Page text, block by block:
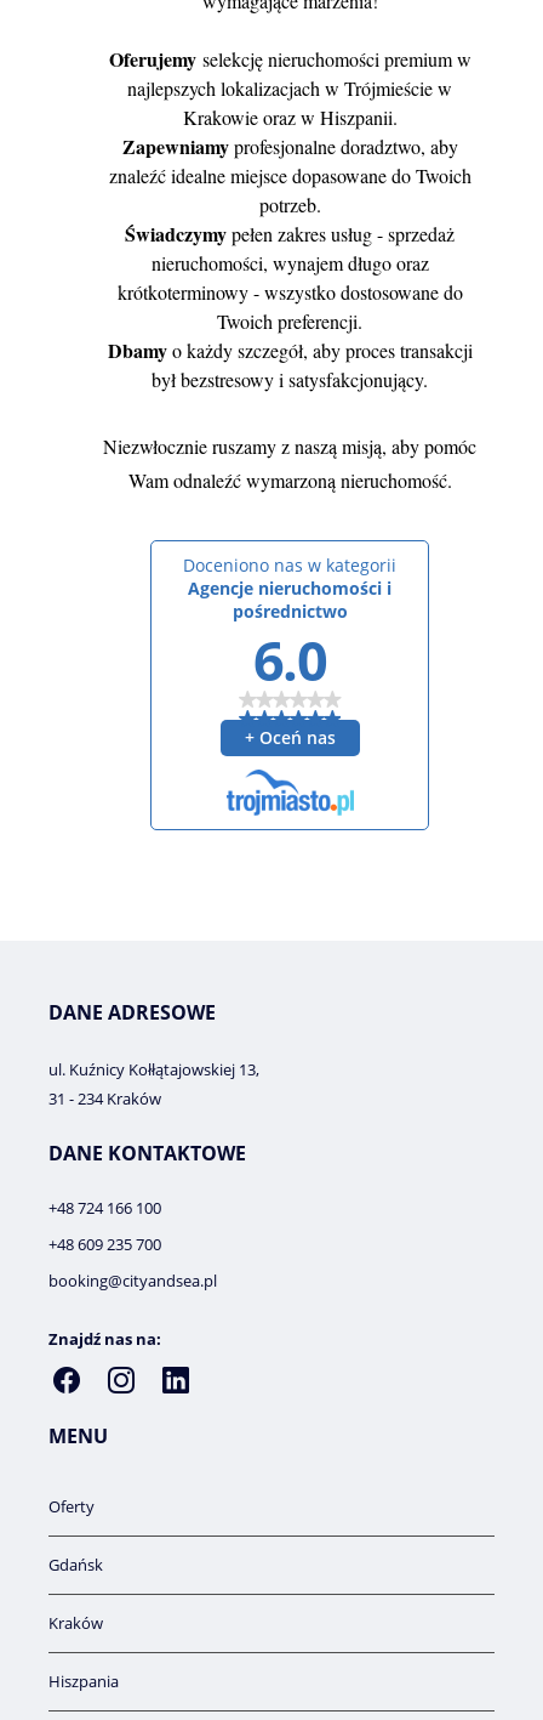
Oferujemy selekcję nieruchomości premium w
najlepszych lokalizacjach w Trójmieście w
Krakowie oraz w Hiszpanii.
Zapewniamyprofesjonalne doradztwo, aby
znaleźć idealne miejsce dopasowane do Twoich
potrzeb.
Świadczymypełen zakres usług - sprzedaż
nieruchomości, wynajem długo oraz
krótkoterminowy - wszystko dostosowane do
Twoich preferencji.
Dbamyo każdy szczegół, aby proces transakcji
był bezstresowy i satysfakcjonujący.
Niezwłocznie ruszamy z naszą misją, aby pomóc
Wam odnaleźć wymarzoną nieruchomość.
DANE ADRESOWE
ul. Kuźnicy Kołłątajowskiej 13,
31 - 234 Kraków
DANE KONTAKTOWE
+48 724 166 100
+48 609 235 700
booking@cityandsea.pl
Znajdź nas na:
MENU
Oferty
Gdańsk
Kraków
Hiszpania